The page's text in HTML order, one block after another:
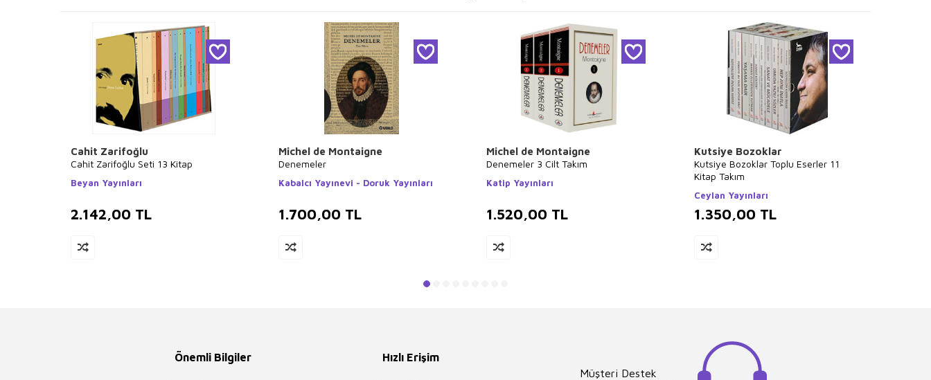
Cahit Zarifoğlu
Cahit Zarifoğlu Seti 13 Kitap
Beyan Yayınları
2.142,00 TL
Michel de Montaigne
Denemeler
Kabalcı Yayınevi - Doruk Yayınları
1.700,00 TL
Michel de Montaigne
Denemeler 3 Cilt Takım
Katip Yayınları
1.520,00 TL
Kutsiye Bozoklar
Kutsiye Bozoklar Toplu Eserler 11
Kitap Takım
Ceylan Yayınları
1.350,00 TL
Önemli Bilgiler Hızlı Erişim
Müşteri Destek